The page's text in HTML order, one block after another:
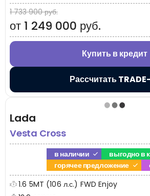
1 733 900 руб.
от 1 249 000 руб.
Купить в кредит
Рассчитать
Lada
Vesta Cross
в наличии
выгодно в
горячее предложение
1.6 5MT (106 л.с.) FWD Enjoy